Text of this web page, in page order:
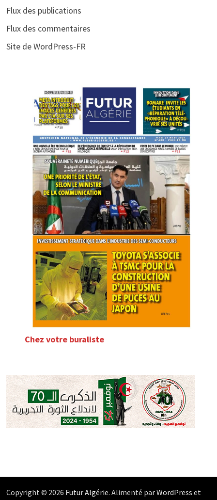
Flux des publications
Flux des commentaires
Site de WordPress-FR
Chez votre buraliste
Copyright © 2026 Futur Algérie. Alimenté parWordPress et